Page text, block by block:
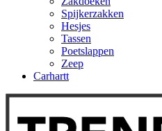
Spijkerzakken
Hesjes
Tassen
Poetslappen
Zeep
Carhartt